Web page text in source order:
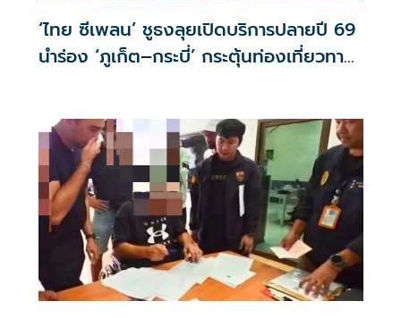
‘ไทย ซีเพลน’ ชูธงลุยเปิดบริการปลายปี 69
นำร่อง ‘ภูเก็ต–กระบี่’ กระตุ้นท่องเที่ยวทาง